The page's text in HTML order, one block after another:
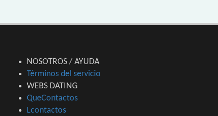
NOSOTROS / AYUDA
Términos del servicio
WEBS DATING
QueContactos
Lcontactos